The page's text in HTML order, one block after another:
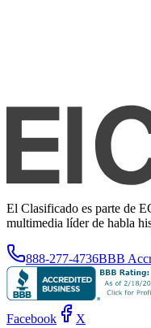
El Clasificado es parte de
multimedia líder de habla
888-277-4736BBB
Facebook X